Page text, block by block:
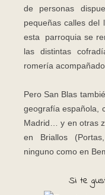
de personas
pequeñas calles del
esta parroquia se
las distintas
romería
Pero San Blas
geografía española,
Madrid… y en otras
en Briallos
ninguno como en
Si te